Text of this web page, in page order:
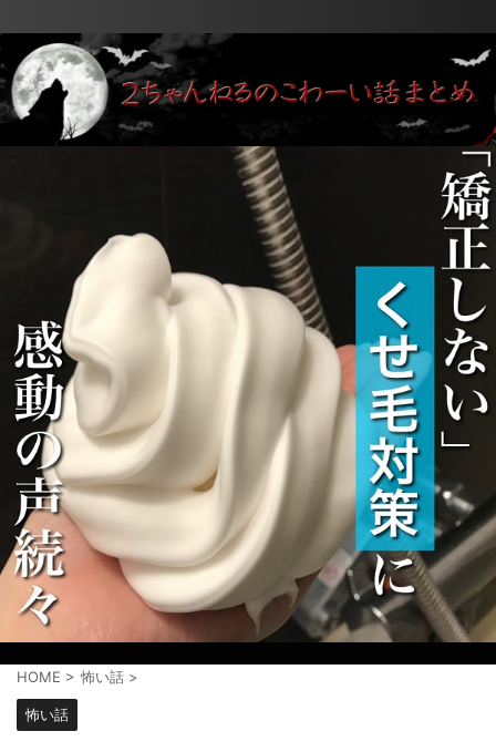
HOME > 怖い話 >
怖い話